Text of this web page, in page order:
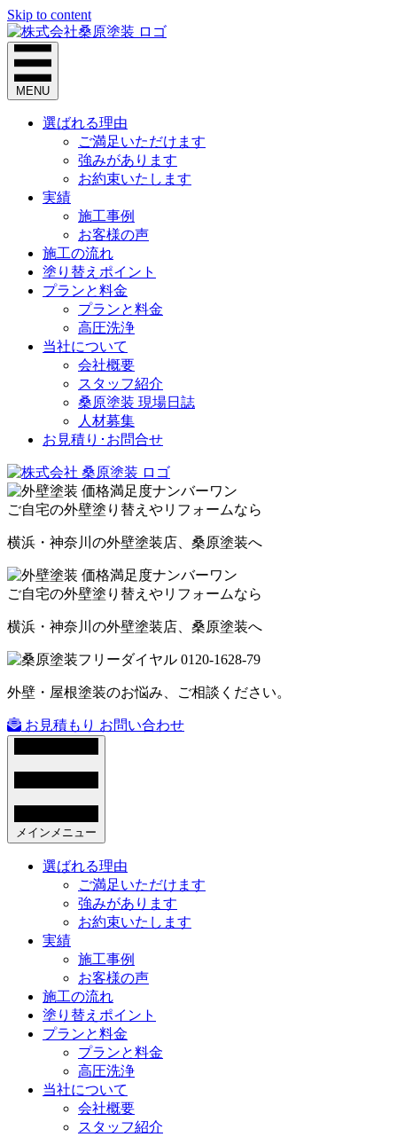
Skip to content
MENU
選ばれる理由
ご満足いただけます
強みがあります
お約束いたします
実績
施工事例
お客様の声
施工の流れ
塗り替えポイント
プランと料金
プランと料金
高圧洗浄
当社について
会社概要
スタッフ紹介
桑原塗装 現場日誌
人材募集
お見積り･お問合せ
ご自宅の外壁塗り替えやリフォームなら
横浜・神奈川の外壁塗装店、桑原塗装へ
ご自宅の外壁塗り替えやリフォームなら
横浜・神奈川の外壁塗装店、桑原塗装へ
外壁・屋根塗装のお悩み、ご相談ください。
お見積もり お問い合わせ
メインメニュー
選ばれる理由
ご満足いただけます
強みがあります
お約束いたします
実績
施工事例
お客様の声
施工の流れ
塗り替えポイント
プランと料金
プランと料金
高圧洗浄
当社について
会社概要
スタッフ紹介